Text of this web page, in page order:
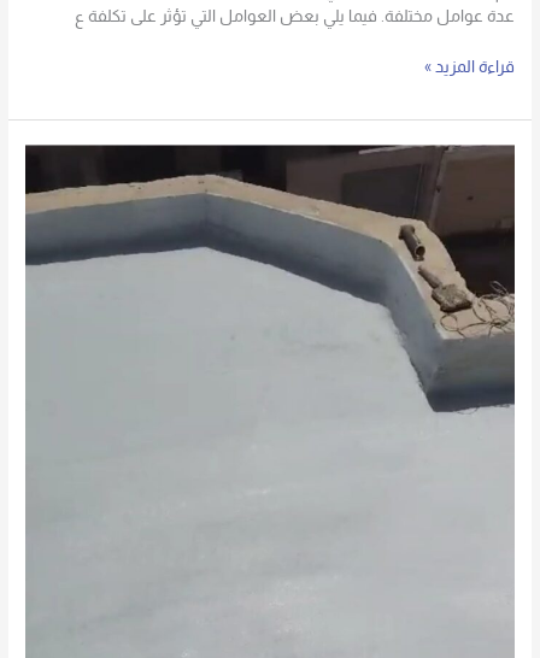
عدة عوامل مختلفة. فيما يلي بعض العوامل التي تؤثر على تكلفة ع
قراءة المزيد »
ماهي
الاسطح